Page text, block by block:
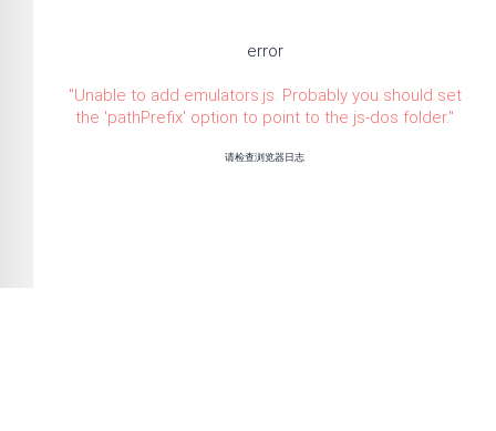
error
"Unable to add emulators.js. Probably you should set
the 'pathPrefix' option to point to the js-dos folder."
请检查浏览器日志